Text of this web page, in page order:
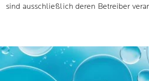
sind ausschließlich deren Betreiber